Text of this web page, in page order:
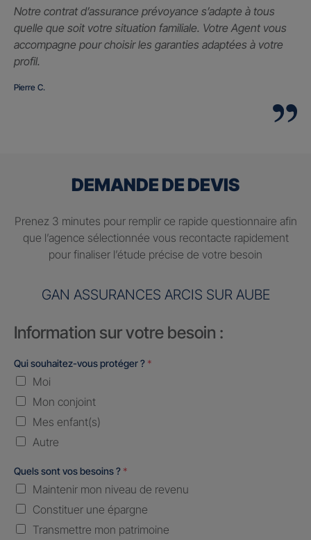
Notre contrat d’assurance prévoyance s’adapte à tous
quelle que soit votre situation familiale. Votre Agent vous
accompagne pour choisir les garanties adaptées à votre
profil.
Pierre C.
DEMANDE DE DEVIS
Prenez 3 minutes pour remplir ce rapide questionnaire afin
que l’agence sélectionnée vous recontacte rapidement
pour finaliser l’étude précise de votre besoin
GAN ASSURANCES ARCIS SUR AUBE
Information sur votre besoin :
Qui souhaitez-vous protéger ? *
Moi
Mon conjoint
Mes enfant(s)
Autre
Quels sont vos besoins ? *
Maintenir mon niveau de revenu
Constituer une épargne
Transmettre mon patrimoine